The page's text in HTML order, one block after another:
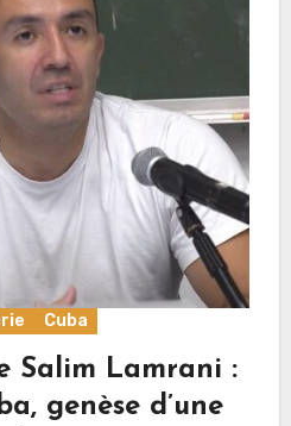
Cuba
Salim Lamrani :
genèse d’une